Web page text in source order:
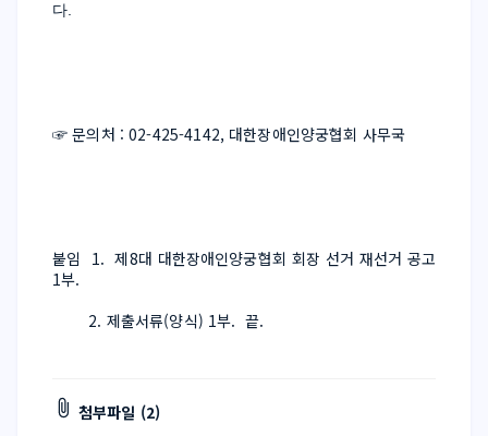
다.
☞ 문의처 : 02-425-4142, 대한장애인양궁협회 사무국
붙임  1.  제8대 대한장애인양궁협회 회장 선거 재선거 공고
1부.
2. 제출서류(양식) 1부.  끝.
첨부파일 (2)